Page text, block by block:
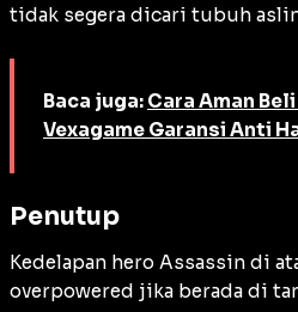
tidak segera dicari tubuh
Baca juga: Cara Aman
Vexagame Garansi Anti
Penutup
Kedelapan hero Assassin di
overpowered jika berada di